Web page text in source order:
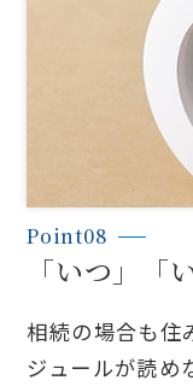
Point08
「いつ」「
相続の場合も住
ジュールが読め